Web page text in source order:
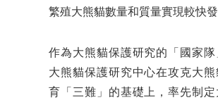
繁殖大熊貓數量和質量實現較快發
作為大熊貓保護研究的「國家隊
大熊貓保護研究中心在攻克大熊
育「三難」的基礎上，率先制定